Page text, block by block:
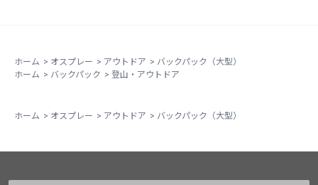
ホーム > オスプレー > アウトドア > バックパック（大型）
ホーム > バックパック > 登山・アウトドア
ホーム > オスプレー > アウトドア > バックパック（大型）